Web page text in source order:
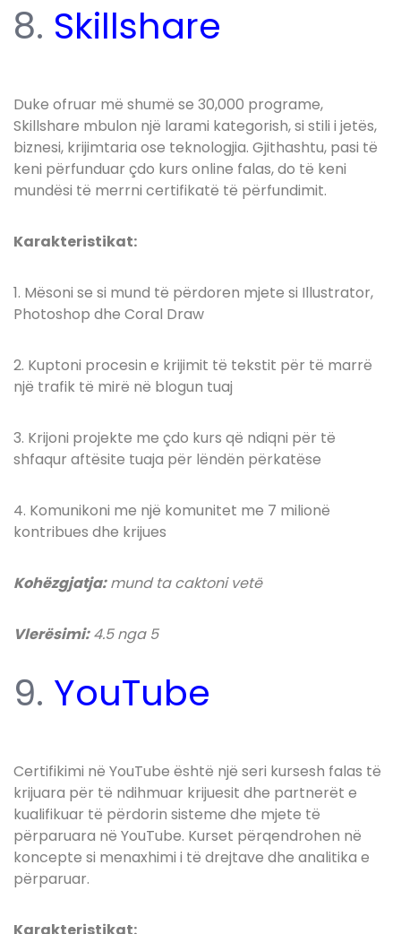
8. Skillshare
Duke ofruar më shumë se 30,000 programe,
Skillshare mbulon një larami kategorish, si stili i jetës,
biznesi, krijimtaria ose teknologjia. Gjithashtu, pasi të
keni përfunduar çdo kurs online falas, do të keni
mundësi të merrni certifikatë të përfundimit.
Karakteristikat:
1. Mësoni se si mund të përdoren mjete si Illustrator,
Photoshop dhe Coral Draw
2. Kuptoni procesin e krijimit të tekstit për të marrë
një trafik të mirë në blogun tuaj
3. Krijoni projekte me çdo kurs që ndiqni për të
shfaqur aftësite tuaja për lëndën përkatëse
4. Komunikoni me një komunitet me 7 milionë
kontribues dhe krijues
Kohëzgjatja:mund ta caktoni vetë
Vlerësimi:4.5 nga 5
9. YouTube
Certifikimi në YouTube është një seri kursesh falas të
krijuara për të ndihmuar krijuesit dhe partnerët e
kualifikuar të përdorin sisteme dhe mjete të
përparuara në YouTube. Kurset përqendrohen në
koncepte si menaxhimi i të drejtave dhe analitika e
përparuar.